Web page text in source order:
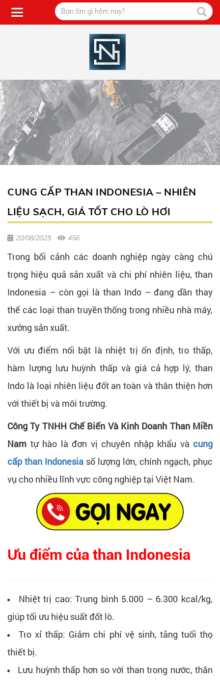
CUNG CẤP THAN INDONESIA – NHIÊN
LIỆU SẠCH, GIÁ TỐT CHO LÒ HƠI
20/08/2025 456
Trong bối cảnh các doanh nghiệp ngày càng chú
trọng hiệu quả sản xuất và chi phí nhiên liệu, than
Indonesia – còn gọi là than Indo – đang dần thay
thế các loại than truyền thống trong nhiều nhà máy,
xưởng sản xuất.
Với ưu điểm nổi bật là nhiệt trị ổn định, tro thấp,
hàm lượng lưu huỳnh thấp và giá cả hợp lý, than
Indo là loại nhiên liệu đốt an toàn và thân thiện hơn
với thiết bị và môi trường.
Công Ty TNHH Chế Biến Và Kinh Doanh Than Miền
Nam tự hào là đơn vị chuyên nhập khẩu và cung
cấp than Indonesia số lượng lớn, chính ngạch, phục
vụ cho nhiều lĩnh vực công nghiệp tại Việt Nam.
Ưu điểm của than Indonesia
Nhiệt trị cao: Trung bình 5.000 – 6.300 kcal/kg,
giúp tối ưu hiệu suất đốt lò.
Tro xỉ thấp: Giảm chi phí vệ sinh, tăng tuổi thọ
thiết bị.
Lưu huỳnh thấp hơn so với than trong nước, thân